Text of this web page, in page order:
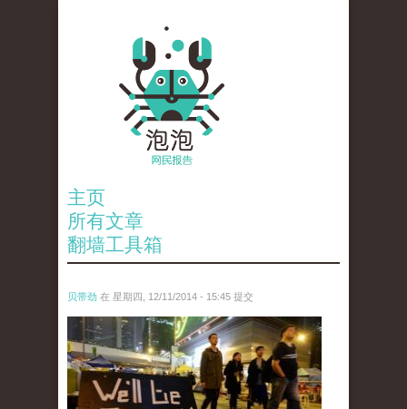
主页
所有文章
翻墙工具箱
贝带劲 在 星期四, 12/11/2014 - 15:45 提交
reporters_18475535.jpg